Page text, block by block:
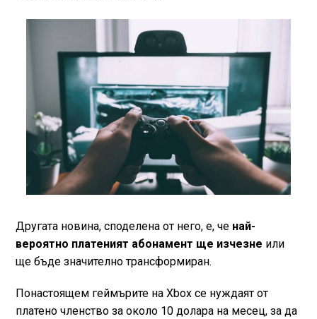
Другата новина, споделена от него, е, че най-
вероятно платеният абонамент ще изчезне или
ще бъде значително трансформиран.
Понастоящем геймърите на Xbox се нуждаят от
платено членство за около 10 долара на месец, за да